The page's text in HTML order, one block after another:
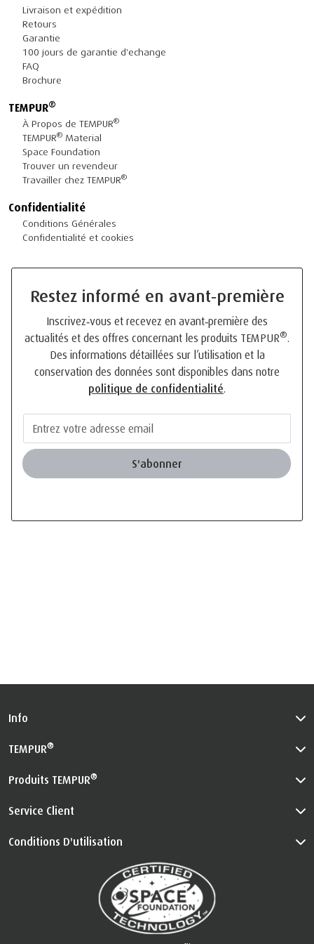
Livraison et expédition
Retours
Garantie
100 jours de garantie d'echange
FAQ
Brochure
TEMPUR®
À Propos de TEMPUR®
TEMPUR® Material
Space Foundation
Trouver un revendeur
Travailler chez TEMPUR®
Confidentialité
Conditions Générales
Confidentialité et cookies
Restez informé en avant‑première
Inscrivez‑vous et recevez en avant‑première des
actualités et des offres concernant les produits TEMPUR®.
Des informations détaillées sur l’utilisation et la
conservation des données sont disponibles dans notre
politique de confidentialité.
S'abonner
Info
TEMPUR®
Produits TEMPUR®
Service Client
Conditions D'utilisation